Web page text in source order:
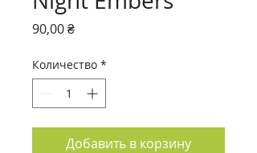
90,00 ₴Цена
Количество *
Добавить в корзину